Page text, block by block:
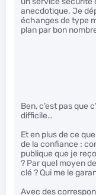
anecdotique. Je
échanges de type
plan par bon
Ben, c’est pas que
difficile…
Et en plus de ce
de la confiance :
publique que je
? Par quel moyen
clé ? Qui me le
Avec des